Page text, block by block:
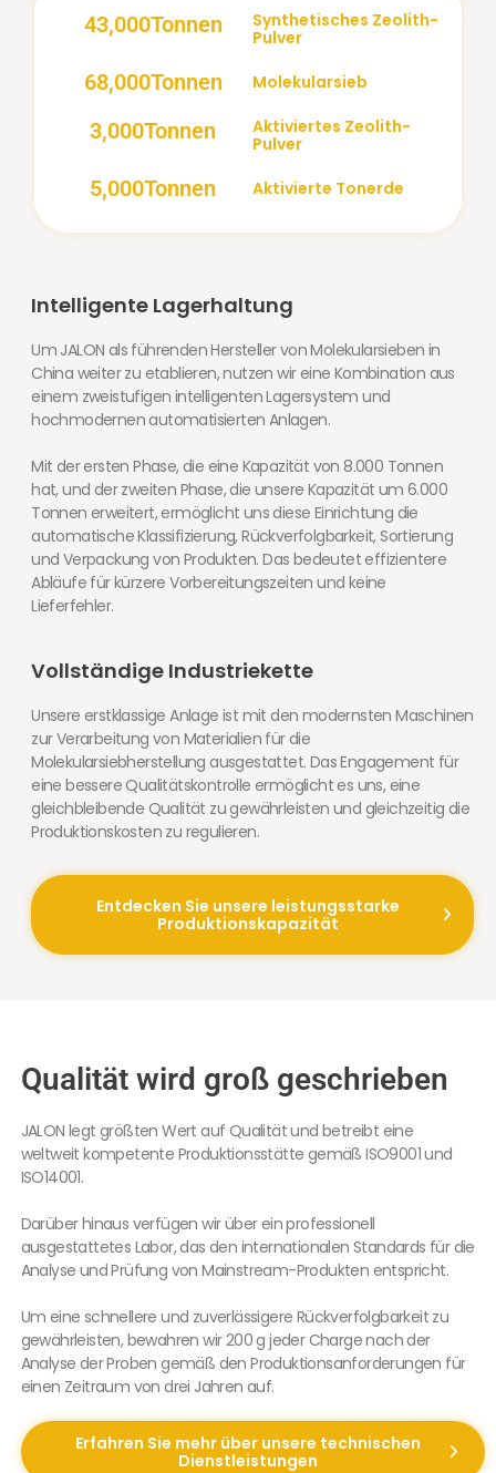
Synthetisches Zeolith-
Pulver
43,000Tonnen
Molekularsieb
68,000Tonnen
Aktiviertes Zeolith-
Pulver
3,000Tonnen
Aktivierte Tonerde
5,000Tonnen
Intelligente Lagerhaltung
Um JALON als führenden Hersteller von Molekularsieben in
China weiter zu etablieren, nutzen wir eine Kombination aus
einem zweistufigen intelligenten Lagersystem und
hochmodernen automatisierten Anlagen.
Mit der ersten Phase, die eine Kapazität von 8.000 Tonnen
hat, und der zweiten Phase, die unsere Kapazität um 6.000
Tonnen erweitert, ermöglicht uns diese Einrichtung die
automatische Klassifizierung, Rückverfolgbarkeit, Sortierung
und Verpackung von Produkten. Das bedeutet effizientere
Abläufe für kürzere Vorbereitungszeiten und keine
Lieferfehler.
Vollständige Industriekette
Unsere erstklassige Anlage ist mit den modernsten Maschinen
zur Verarbeitung von Materialien für die
Molekularsiebherstellung ausgestattet. Das Engagement für
eine bessere Qualitätskontrolle ermöglicht es uns, eine
gleichbleibende Qualität zu gewährleisten und gleichzeitig die
Produktionskosten zu regulieren.
Entdecken Sie unsere leistungsstarke
Produktionskapazität
Qualität wird groß geschrieben
JALON legt größten Wert auf Qualität und betreibt eine
weltweit kompetente Produktionsstätte gemäß ISO9001 und
ISO14001.
Darüber hinaus verfügen wir über ein professionell
ausgestattetes Labor, das den internationalen Standards für die
Analyse und Prüfung von Mainstream-Produkten entspricht.
Um eine schnellere und zuverlässigere Rückverfolgbarkeit zu
gewährleisten, bewahren wir 200 g jeder Charge nach der
Analyse der Proben gemäß den Produktionsanforderungen für
einen Zeitraum von drei Jahren auf.
Erfahren Sie mehr über unsere technischen
Dienstleistungen